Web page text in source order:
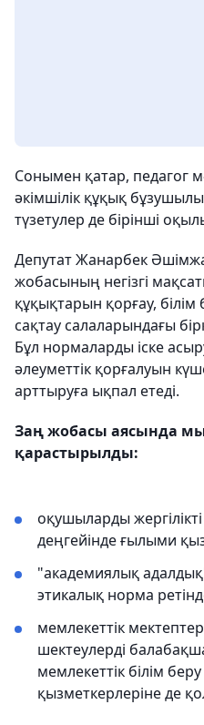
Сонымен қатар, педагог
әкімшілік құқық
түзетулер де бірінші
Депутат Жанарбек
жобасының негізгі
құқықтарын қорғау,
сақтау салаларындағы
Бұл нормаларды іске
әлеуметтік қорғалуын
арттыруға ықпал етеді.
Заң жобасы аясында
қарастырылды:
оқушыларды
деңгейінде ғылыми
"академиялық
этикалық норма
мемлекеттік
шектеулерді
мемлекеттік білім
қызметкерлеріне де